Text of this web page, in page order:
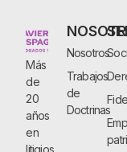
Más
de
20
años
en
Nosotros
Trabajos
de
Doctrinas